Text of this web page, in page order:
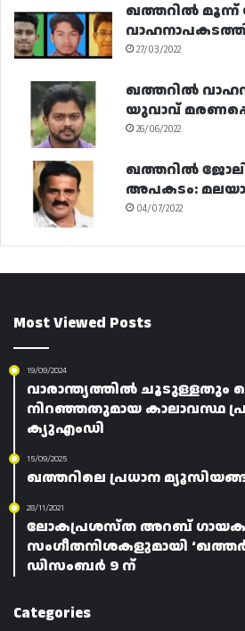
ഖത്തറിൽ
27/03/2022
ഖത്തറിൽ
യുവാവ്
26/06/2022
ഖത്തറിൽ
അപകടം:
04/07/2022
Most Viewed Posts
19/09/2024
വാരാന്ത്യത്തിൽ ചൂടുള്ളതും
നിറഞ്ഞതുമായ കാലാവസ്ഥ
ക്യുഎംഡി
15/09/2025
ഖത്തറിലെ പ്രധാന
28/11/2021
ലോകപ്രശസ്ത അറബ്
സംഗീതനിശകളുമായി
ഡിസംബർ 9 ന്
Categories